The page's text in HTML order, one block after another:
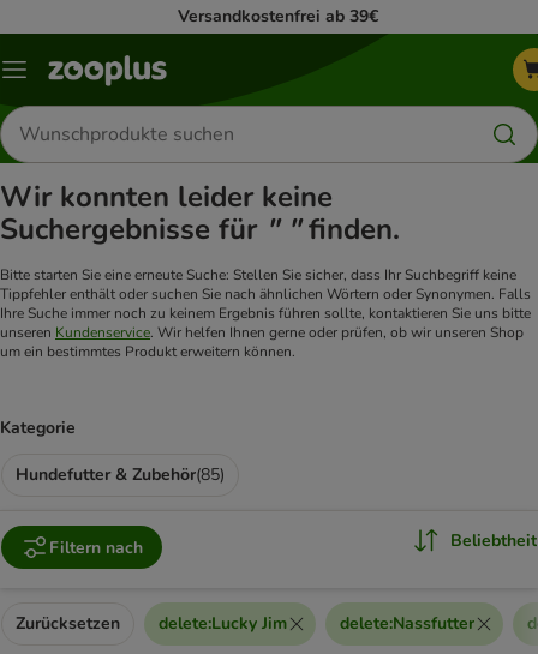
Versandkostenfrei ab 39€
Menü
Produkte
suchen
Wir konnten leider keine
Suchergebnisse für " "finden.
Bitte starten Sie eine erneute Suche: Stellen Sie sicher, dass Ihr Suchbegriff keine
Tippfehler enthält oder suchen Sie nach ähnlichen Wörtern oder Synonymen. Falls
Ihre Suche immer noch zu keinem Ergebnis führen sollte, kontaktieren Sie uns bitte
unseren Kundenservice. Wir helfen Ihnen gerne oder prüfen, ob wir unseren Shop
um ein bestimmtes Produkt erweitern können.
Kategorie
Hundefutter & Zubehör(85)
Filtern nach Beliebtheit
Zurücksetzen delete:Lucky Jim delete:Nassfutter